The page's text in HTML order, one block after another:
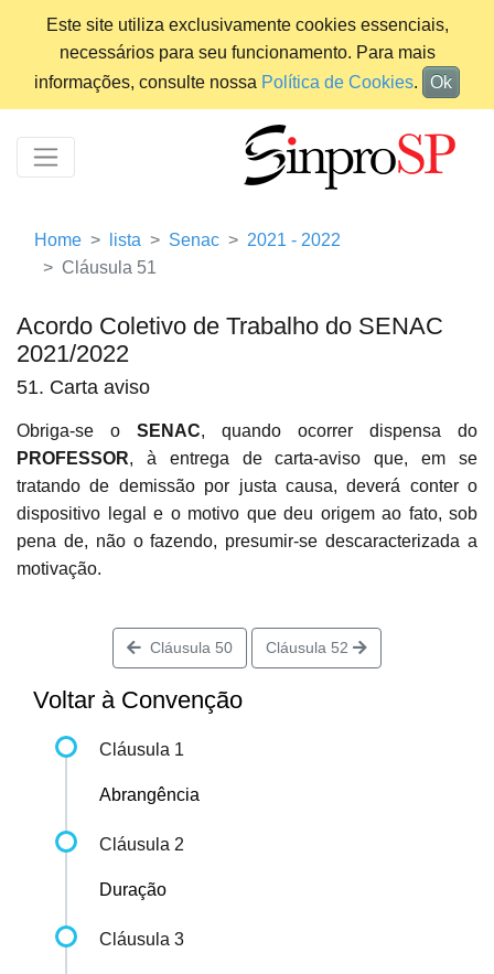
Este site utiliza exclusivamente cookies essenciais,
necessários para seu funcionamento. Para mais
informações, consulte nossa Política de Cookies. Ok
Home lista Senac
2021 - 2022
Cláusula 51
Acordo Coletivo de Trabalho do SENAC
2021/2022
51. Carta aviso
Obriga-se o SENAC, quando ocorrer dispensa do
PROFESSOR, à entrega de carta-aviso que, em se
tratando de demissão por justa causa, deverá conter o
dispositivo legal e o motivo que deu origem ao fato, sob
pena de, não o fazendo, presumir-se descaracterizada a
motivação.
Cláusula 50 Cláusula 52
Voltar à Convenção
Cláusula 1
Abrangência
Cláusula 2
Duração
Cláusula 3